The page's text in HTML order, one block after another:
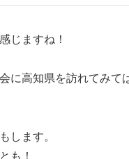
じますね！
に高知県を訪れてみて
します。
も！